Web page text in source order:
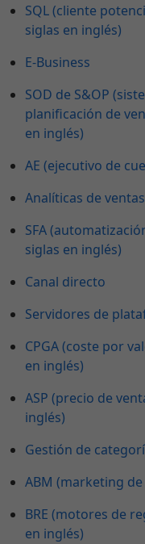
SQL (cliente
siglas en inglés)
E-Business
SOD de S&OP
planificación de
en inglés)
AE (ejecutivo de
Analíticas de ventas
SFA
siglas en inglés)
Canal directo
Servidores de
CPGA (coste por
en inglés)
ASP (precio de
inglés)
Gestión de
ABM (marketing
BRE (motores de
en inglés)